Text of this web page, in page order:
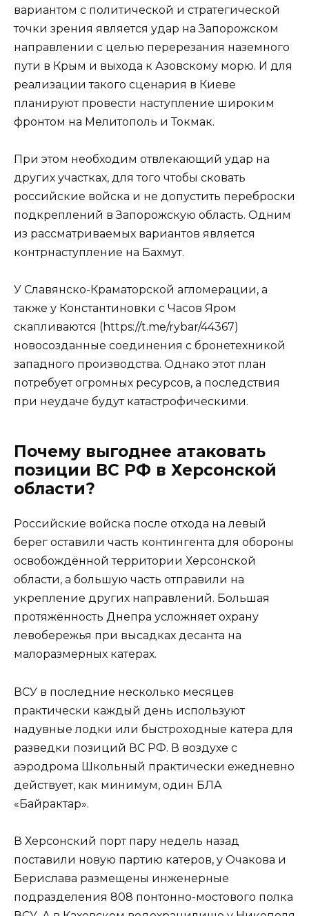
вариантом с политической и стратегической
точки зрения является удар на Запорожском
направлении с целью перерезания наземного
пути в Крым и выхода к Азовскому морю. И для
реализации такого сценария в Киеве
планируют провести наступление широким
фронтом на Мелитополь и Токмак.
При этом необходим отвлекающий удар на
других участках, для того чтобы сковать
российские войска и не допустить переброски
подкреплений в Запорожскую область. Одним
из рассматриваемых вариантов является
контрнаступление на Бахмут.
У Славянско-Краматорской агломерации, а
также у Константиновки с Часов Яром
скапливаются (https://t.me/rybar/44367)
новосозданные соединения с бронетехникой
западного производства. Однако этот план
потребует огромных ресурсов, а последствия
при неудаче будут катастрофическими.
Почему выгоднее атаковать
позиции ВС РФ в Херсонской
области?
Российские войска после отхода на левый
берег оставили часть контингента для обороны
освобождённой территории Херсонской
области, а большую часть отправили на
укрепление других направлений. Большая
протяжённость Днепра усложняет охрану
левобережья при высадках десанта на
малоразмерных катерах.
ВСУ в последние несколько месяцев
практически каждый день используют
надувные лодки или быстроходные катера для
разведки позиций ВС РФ. В воздухе с
аэродрома Школьный практически ежедневно
действует, как минимум, один БЛА
«Байрактар».
В Херсонский порт пару недель назад
поставили новую партию катеров, у Очакова и
Берислава размещены инженерные
подразделения 808 понтонно-мостового полка